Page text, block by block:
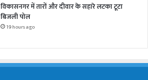
विकासनगर में तारों और दीवार के सहारे लटका टूटा
बिजली पोल
19 hours ago